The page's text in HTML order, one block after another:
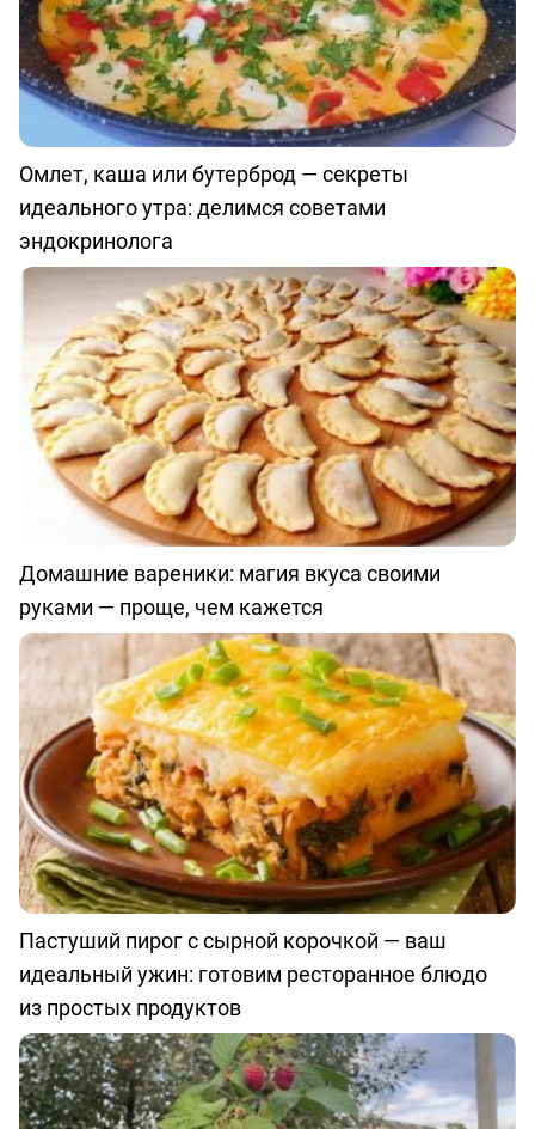
Омлет, каша или бутерброд — секреты
идеального утра: делимся советами
эндокринолога
Домашние вареники: магия вкуса своими
руками — проще, чем кажется
Пастуший пирог с сырной корочкой — ваш
идеальный ужин: готовим ресторанное блюдо
из простых продуктов